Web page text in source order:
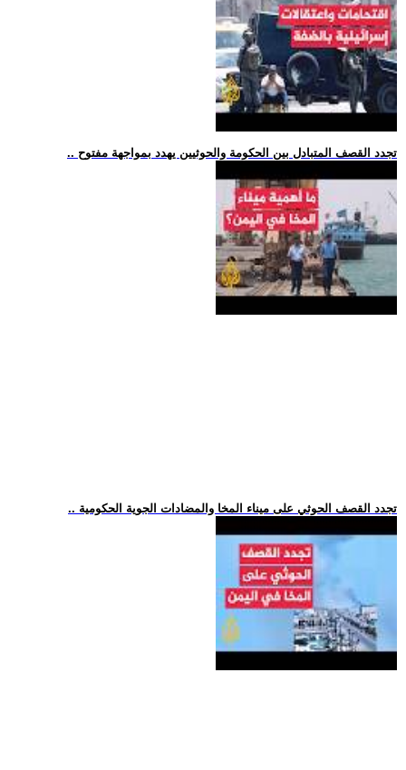
.. تجدد القصف المتبادل بين الحكومة والحوثيين يهدد بمواجهة مفتوح
.. تجدد القصف الحوثي على ميناء المخا والمضادات الجوية الحكومية